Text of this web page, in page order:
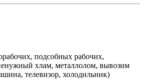
подсобных рабочих,
хлам, металлолом, вывозим
телевизор, холодильник)